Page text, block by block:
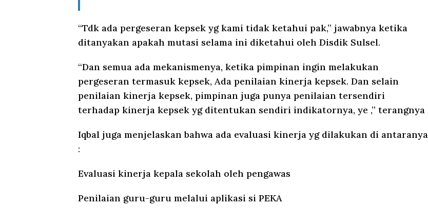
“Tdk ada pergeseran kepsek yg kami tidak ketahui pak,” jawabnya ketika
ditanyakan apakah mutasi selama ini diketahui oleh Disdik Sulsel.
“Dan semua ada mekanismenya, ketika pimpinan ingin melakukan
pergeseran termasuk kepsek, Ada penilaian kinerja kepsek. Dan selain
penilaian kinerja kepsek, pimpinan juga punya penilaian tersendiri
terhadap kinerja kepsek yg ditentukan sendiri indikatornya, ye ,” terangnya
Iqbal juga menjelaskan bahwa ada evaluasi kinerja yg dilakukan di antaranya
:
Evaluasi kinerja kepala sekolah oleh pengawas
Penilaian guru-guru melalui aplikasi si PEKA